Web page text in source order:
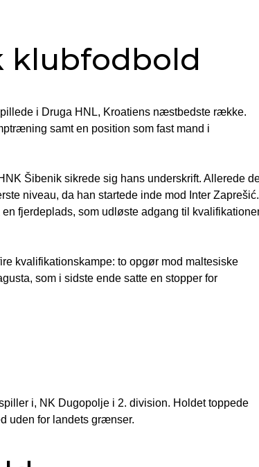
klubfodbold
i Druga HNL, Kroatiens næstbedste række.
samt en position som fast mand i
Šibenik sikrede sig hans underskrift. Allerede
niveau, da han startede inde mod Inter
fjerdeplads, som udløste adgang til
kvalifikationskampe: to opgør mod maltesiske
som i sidste ende satte en stopper for
i, NK Dugopolje i 2. division. Holdet toppede
uden for landets grænser.